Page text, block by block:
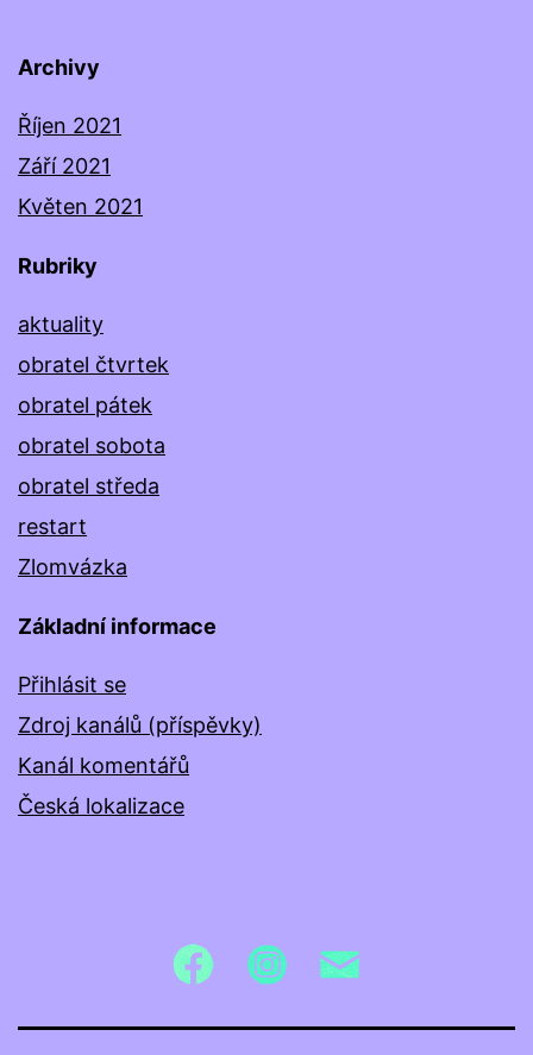
Archivy
Říjen 2021
Září 2021
Květen 2021
Rubriky
aktuality
obratel čtvrtek
obratel pátek
obratel sobota
obratel středa
restart
Zlomvázka
Základní informace
Přihlásit se
Zdroj kanálů (příspěvky)
Kanál komentářů
Česká lokalizace
FacebookTwitter E-